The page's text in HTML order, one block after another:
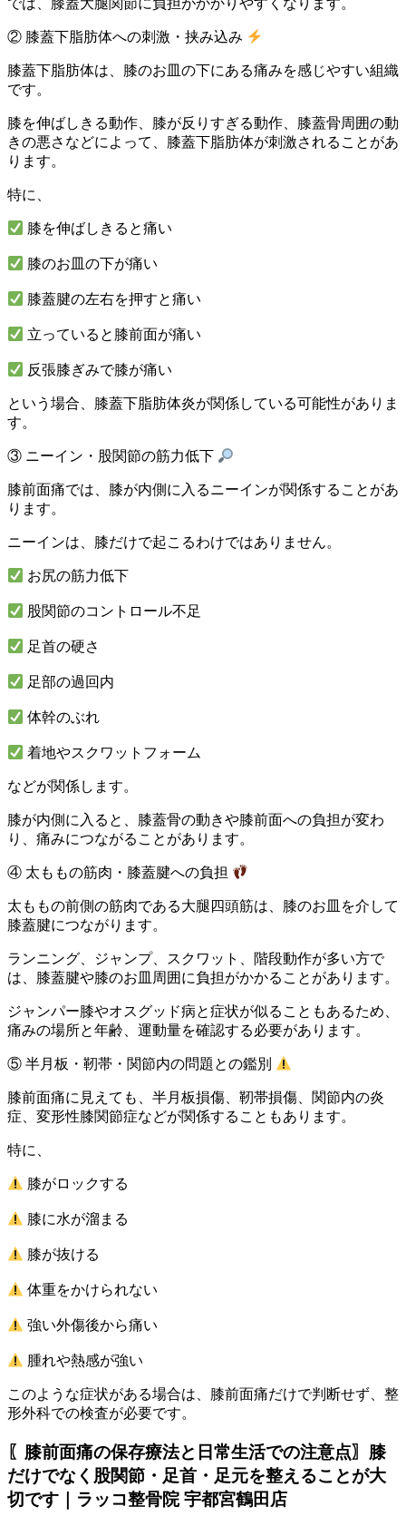
では、膝蓋大腿関節に負担がかかりやすくなります。
② 膝蓋下脂肪体への刺激・挟み込み
膝蓋下脂肪体は、膝のお皿の下にある痛みを感じやすい組織
です。
膝を伸ばしきる動作、膝が反りすぎる動作、膝蓋骨周囲の動
きの悪さなどによって、膝蓋下脂肪体が刺激されることがあ
ります。
特に、
膝を伸ばしきると痛い
膝のお皿の下が痛い
膝蓋腱の左右を押すと痛い
立っていると膝前面が痛い
反張膝ぎみで膝が痛い
という場合、膝蓋下脂肪体炎が関係している可能性がありま
す。
③ ニーイン・股関節の筋力低下
膝前面痛では、膝が内側に入るニーインが関係することがあ
ります。
ニーインは、膝だけで起こるわけではありません。
お尻の筋力低下
股関節のコントロール不足
足首の硬さ
足部の過回内
体幹のぶれ
着地やスクワットフォーム
などが関係します。
膝が内側に入ると、膝蓋骨の動きや膝前面への負担が変わ
り、痛みにつながることがあります。
④ 太ももの筋肉・膝蓋腱への負担
太ももの前側の筋肉である大腿四頭筋は、膝のお皿を介して
膝蓋腱につながります。
ランニング、ジャンプ、スクワット、階段動作が多い方で
は、膝蓋腱や膝のお皿周囲に負担がかかることがあります。
ジャンパー膝やオスグッド病と症状が似ることもあるため、
痛みの場所と年齢、運動量を確認する必要があります。
⑤ 半月板・靭帯・関節内の問題との鑑別
膝前面痛に見えても、半月板損傷、靭帯損傷、関節内の炎
症、変形性膝関節症などが関係することもあります。
特に、
膝がロックする
膝に水が溜まる
膝が抜ける
体重をかけられない
強い外傷後から痛い
腫れや熱感が強い
このような症状がある場合は、膝前面痛だけで判断せず、整
形外科での検査が必要です。
〖膝前面痛の保存療法と日常生活での注意点〗膝
だけでなく股関節・足首・足元を整えることが大
切です｜ラッコ整骨院 宇都宮鶴田店